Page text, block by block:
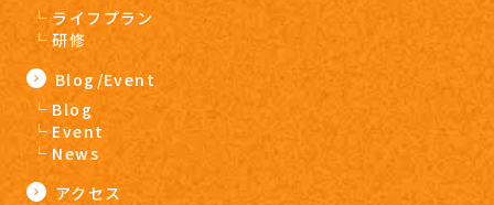
ライフプラン
研修
Blog/Event
Blog
Event
News
アクセス